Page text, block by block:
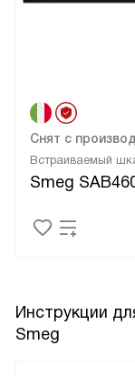
Встраиваемый
Smeg
Снят с
Инструкции
Smeg